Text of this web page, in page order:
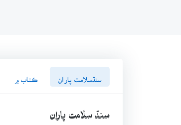
سنڌسلامت پاران ڪتاب ۾
سنڌ سلامت پاران